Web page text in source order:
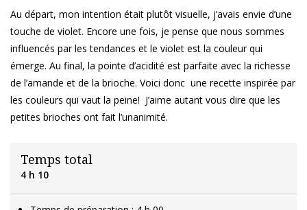
Au départ, mon intention était plutôt visuelle, j’avais envie d’une
touche de violet. Encore une fois, je pense que nous sommes
influencés par les tendances et le violet est la couleur qui
émerge. Au final, la pointe d’acidité est parfaite avec la richesse
de l’amande et de la brioche. Voici donc une recette inspirée par
les couleurs qui vaut la peine! J’aime autant vous dire que les
petites brioches ont fait l’unanimité.
Temps total
4 h 10